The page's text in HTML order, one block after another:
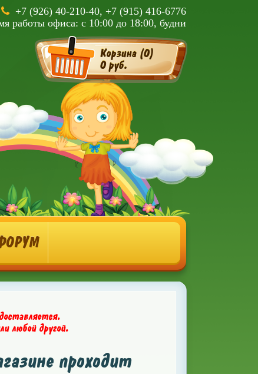
+7 (926) 40-210-40, +7 (915) 416-6776
работы офиса: с 10:00 до 18:00, будни
Корзина (0)
0 руб.
любой другой.
проходит